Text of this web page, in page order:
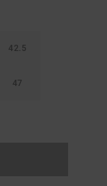
42.5
47